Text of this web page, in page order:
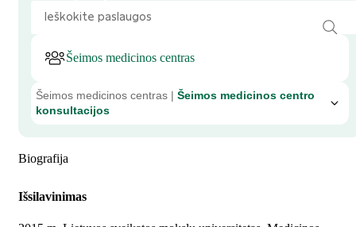
Šeimos medicinos centras
Šeimos medicinos centras | Šeimos medicinos centro
konsultacijos
Biografija
Išsilavinimas